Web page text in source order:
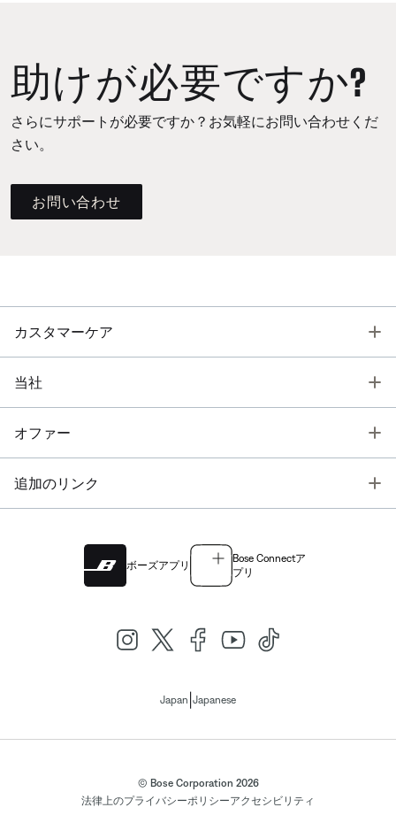
助けが必要ですか?
さらにサポートが必要ですか？お気軽にお問い合わせくだ
さい。
お問い合わせ
カスタマーケア
当社
オファー
追加のリンク
ボーズアプリ
Bose Connectア
プリ
Japan Japanese
© Bose Corporation 2026
法律上のプライバシーポリシーアクセシビリティ